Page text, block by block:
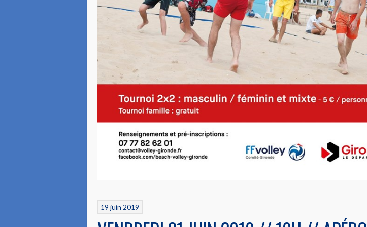
19 juin 2019